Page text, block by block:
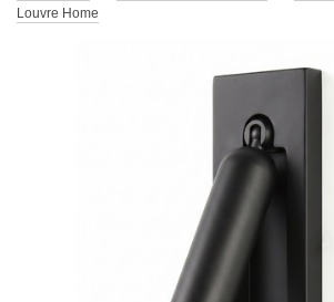
Louvre Home